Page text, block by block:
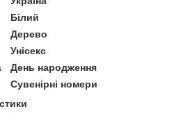
Білий
Дерево
Унісекс
День народження
Сувенірні номери